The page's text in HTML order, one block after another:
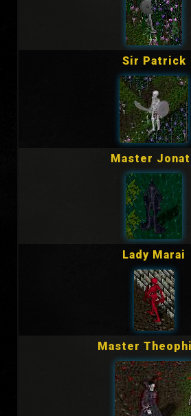
Sir Patrick
Master
Lady Marai
Master